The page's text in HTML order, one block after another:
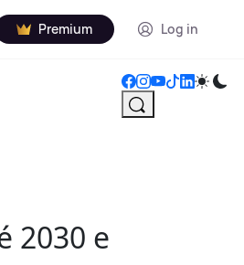
Premium Log in
2030 e